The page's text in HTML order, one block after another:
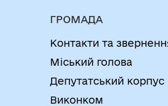
окремих
населення
2023 роки»
викладення
новій
ГРОМАДА
Контакти та
Міський голова
Депутатський корпус
Виконком